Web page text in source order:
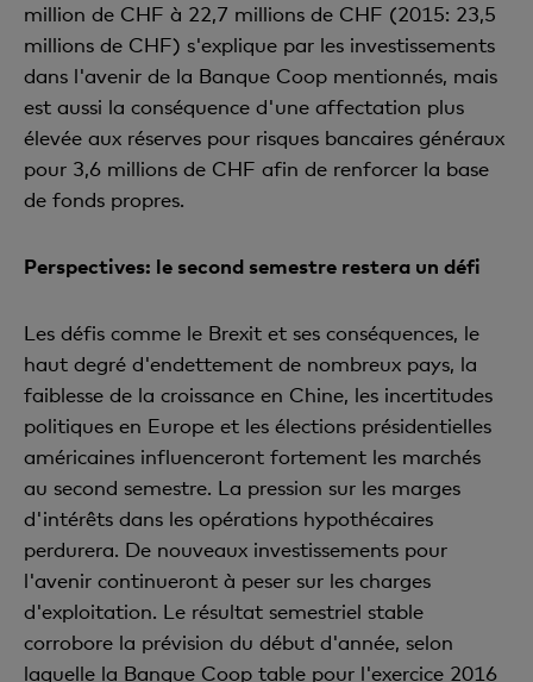
million de CHF à 22,7 millions de CHF (2015: 23,5
millions de CHF) s'explique par les investissements
dans l'avenir de la Banque Coop mentionnés, mais
est aussi la conséquence d'une affectation plus
élevée aux réserves pour risques bancaires généraux
pour 3,6 millions de CHF afin de renforcer la base
de fonds propres.
Perspectives: le second semestre restera un défi
Les défis comme le Brexit et ses conséquences, le
haut degré d'endettement de nombreux pays, la
faiblesse de la croissance en Chine, les incertitudes
politiques en Europe et les élections présidentielles
américaines influenceront fortement les marchés
au second semestre. La pression sur les marges
d'intérêts dans les opérations hypothécaires
perdurera. De nouveaux investissements pour
l'avenir continueront à peser sur les charges
d'exploitation. Le résultat semestriel stable
corrobore la prévision du début d'année, selon
laquelle la Banque Coop table pour l'exercice 2016